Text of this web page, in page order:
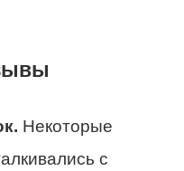
Некоторые
с